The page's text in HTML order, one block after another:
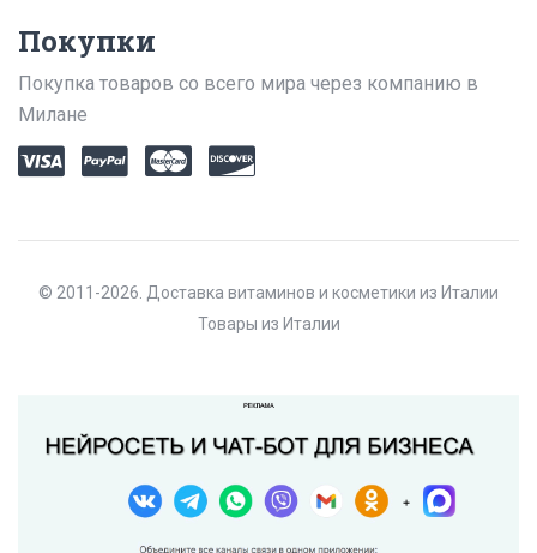
Покупки
Покупка товаров со всего мира через компанию в
Милане
© 2011-2026. Доставка витаминов и косметики из Италии
Товары из Италии